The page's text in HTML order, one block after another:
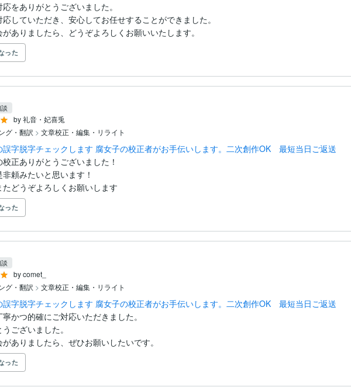
をありがとうございました。
していただき、安心してお任せすることができました。
がありましたら、どうぞよろしくお願いいたします。
った
by 礼音・妃喜兎
グ・翻訳 > 文章校正・編集・リライト
誤字脱字チェックします 腐女子の校正者がお手伝いします。二次創作OK 最短当日ご返送
正ありがとうございました！
頼みたいと思います！
たどうぞよろしくお願いします
った
by comet_
グ・翻訳 > 文章校正・編集・リライト
誤字脱字チェックします 腐女子の校正者がお手伝いします。二次創作OK 最短当日ご返送
寧かつ的確にご対応いただきました。
ございました。
がありましたら、ぜひお願いしたいです。
った